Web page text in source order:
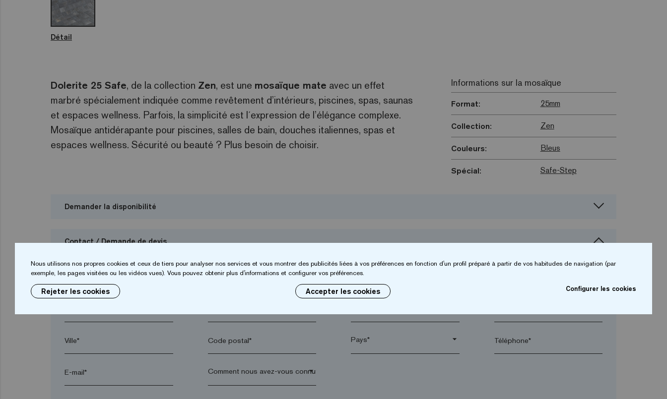
Détail
Dolerite 25 Safe, de la collection Zen, est une mosaïque mate avec un effet
marbré spécialement indiquée comme revêtement d’intérieurs, piscines, spas, saunas
et espaces wellness. Parfois, la simplicité est l´expression de l’élégance complexe.
Mosaïque antidérapante pour piscines, salles de bain, douches italiennes, spas et
espaces wellness. Sécurité ou beauté ? Plus besoin de choisir.
Informations sur la mosaïque
Format: 25mm
Collection: Zen
Couleurs: Bleus
Spécial: Safe-Step
Demander la disponibilité
Contact / Demande de devis
Je veux demander un budget
Ville* Code postal* arrow_drop_down Téléphone*
E-mail* arrow_drop_down
Nous utilisons nos propres cookies et ceux de tiers pour analyser nos services et vous montrer des publicités liées à vos préférences en fonction d'un profil préparé à partir de vos habitudes de navigation (par
exemple, les pages visitées ou les vidéos vues). Vous pouvez obtenir plus d'informations et configurer vos préférences.
Rejeter les cookies Accepter les cookies Configurer les cookies